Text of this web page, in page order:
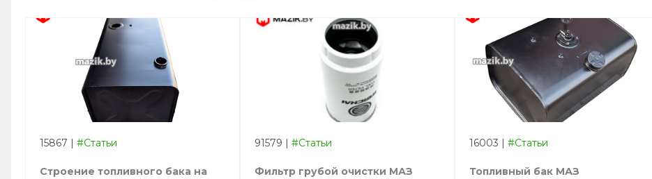
15867 | #Статьи
Строение топливного бака на
91579 | #Статьи
Фильтр грубой очистки МАЗ
16003 | #Статьи
Топливный бак МАЗ